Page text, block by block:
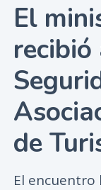
El
recibió
de
El encuentro